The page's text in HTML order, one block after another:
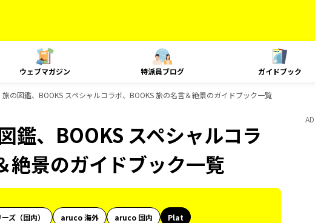
ウェブマガジン 特派員ブログ ガイドブック
の図鑑、BOOKS スペシャルコラボ、BOOKS 旅の名言＆絶景のガイドブック一覧
鑑、BOOKS スペシャルコラ
絶景のガイドブック一覧
ズ（国内） aruco 海外 aruco 国内
Plat
AD